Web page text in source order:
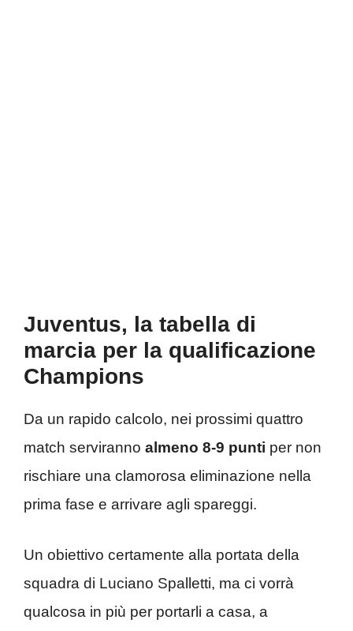
Juventus, la tabella di
marcia per la qualificazione
Champions
Da un rapido calcolo, nei prossimi quattro
match serviranno almeno 8-9 punti per non
rischiare una clamorosa eliminazione nella
prima fase e arrivare agli spareggi.
Un obiettivo certamente alla portata della
squadra di Luciano Spalletti, ma ci vorrà
qualcosa in più per portarli a casa, a